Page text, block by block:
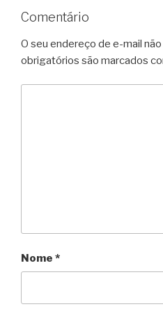
Comentário
O seu endereço de e-mail
obrigatórios são marcados
Nome *